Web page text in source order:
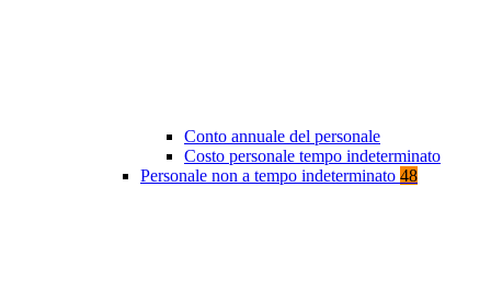
Conto annuale del personale
Costo personale tempo indeterminato
Personale non a tempo indeterminato 48